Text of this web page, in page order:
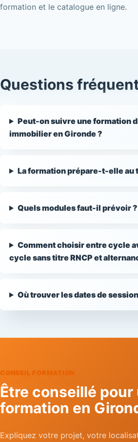
formation et le catalogue en ligne.
Questions
Peut-on suivre une formation
immobilier en Gironde ?
La formation prépare-t-elle au
Quels modules faut-il prévoir ?
Comment choisir entre cycle
cycle sans titre RNCP et
Où trouver les dates de
CONSEIL FORMATION
Être conseillé pour
formation en
Expliquez votre projet, votre